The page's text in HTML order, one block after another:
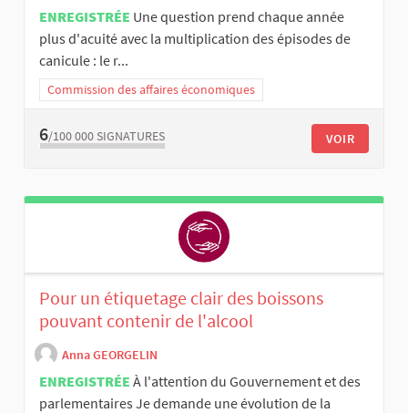
ENREGISTRÉE Une question prend chaque année
plus d'acuité avec la multiplication des épisodes de
canicule : le r...
Commission des affaires économiques
6/100 000 SIGNATURES VOIR
Pour un étiquetage clair des boissons
pouvant contenir de l'alcool
Anna GEORGELIN
ENREGISTRÉE À l'attention du Gouvernement et des
parlementaires Je demande une évolution de la